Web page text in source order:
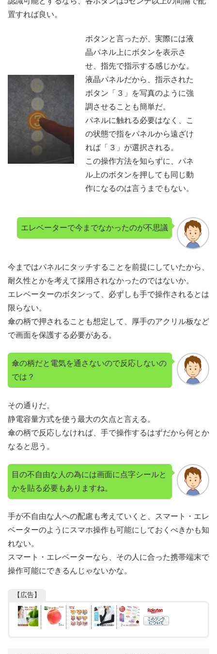
置すれば良い。
ボタンと言ったが、実際には液
晶パネル上にボタンを表示さ
せ、指先で指示する感じかな。
液晶パネルだから、指示された
ボタン「３」を写真のように強
調させることも簡単だ。
パネルに触れる必要はなく、こ
の状態で指をパネルから遠ざけ
れば「３」が選択される。
この操作方法を知らずに、パネ
ル上のボタンを押しても同じ動
作になるのは言うまでもない。
エレベーターで今までなかったのが不思議
今まではパネルにタッチすることを前提にしていたから、
耐久性とかを考えて採用されなかったのではないか。
エレベーターのボタンって、必ずしも手で操作されるとは
限らない。
傘の柄で押されることも想定して、厚手のアクリル板など
で画面を保護する必要がある。
傘の柄だと電気を通さないので反応しないの
では？
その通りだ。
静電容量方式を使う最大の欠点と言える。
傘の柄で反応しなければ、手で操作するはずだから何とか
なると思う。
目の不自由な人の為には画面に点字シールと
かを貼る必要もありますね。
手が不自由な人への配慮も考えていくと、スマート・エレ
ベーターのようにスマホ操作も可能にしておくべきかも知
れない。
スマート・エレベーターなら、その人に合った携帯端末で
操作可能にできるんじゃないかな。
【広告】